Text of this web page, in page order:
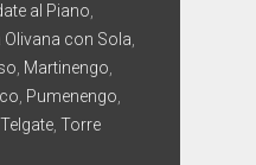
al Piano
Olivana con Sola
Martinengo
Pumenengo
Telgate Torre